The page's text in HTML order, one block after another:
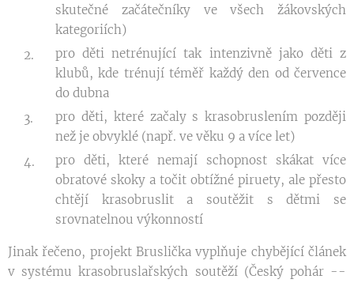
skutečné začátečníky ve všech žákovských
kategoriích)
pro děti netrénující tak intenzivně jako děti z
klubů, kde trénují téměř každý den od července
do dubna
pro děti, které začaly s krasobruslením později
než je obvyklé (např. ve věku 9 a více let)
pro děti, které nemají schopnost skákat více
obratové skoky a točit obtížné piruety, ale přesto
chtějí krasobruslit a soutěžit s dětmi se
srovnatelnou výkonností
Jinak řečeno, projekt Bruslička vyplňuje chybějící článek
v systému krasobruslařských soutěží (Český pohár --